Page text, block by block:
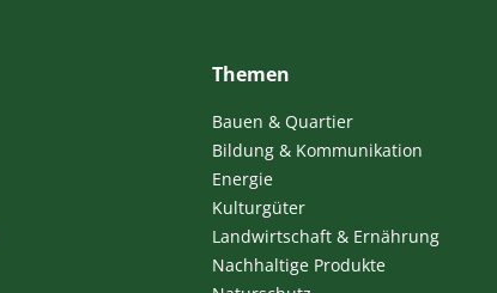
Themen
Bauen & Quartier
Bildung & Kommunikation
Energie
Kulturgüter
Landwirtschaft & Ernährung
Nachhaltige Produkte